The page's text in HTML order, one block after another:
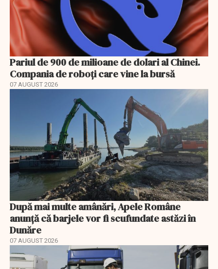
Pariul de 900 de milioane de dolari al Chinei.
Compania de roboți care vine la bursă
07 AUGUST 2026
După mai multe amânări, Apele Române
anunță că barjele vor fi scufundate astăzi în
Dunăre
07 AUGUST 2026